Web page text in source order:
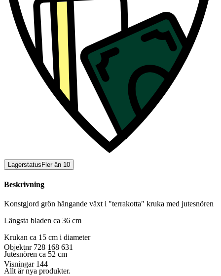
Lagerstatus Fler än 10
Beskrivning
Konstgjord grön hängande växt i "terrakotta" kruka med jutesnören
Längsta bladen ca 36 cm
Krukan ca 15 cm i diameter
Jutesnören ca 52 cm
Allt är nya produkter.
Objektnr 728 168 631
Visningar 144